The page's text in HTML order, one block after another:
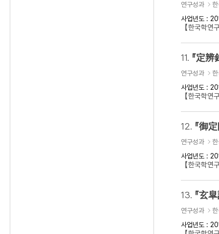
연구성과
사업년도 :
【한국학
11. 『定辨
연구성과
사업년도 :
【한국학
12. 『御
연구성과
사업년도 :
【한국학
13. 『玄
연구성과
사업년도 :